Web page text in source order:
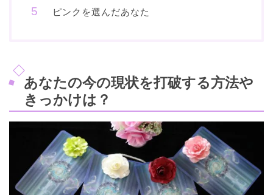
ピンクを選んだあなた
あなたの今の現状を打破する方法や
きっかけは？